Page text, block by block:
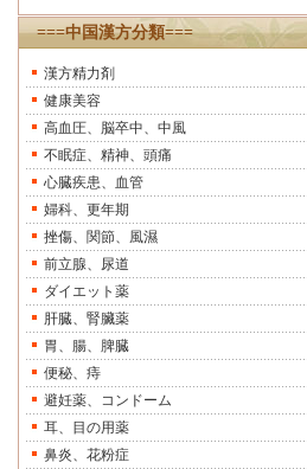
===中国漢方分類===
漢方精力剤
健康美容
高血圧、脳卒中、中風
不眠症、精神、頭痛
心臓疾患、血管
婦科、更年期
挫傷、関節、風濕
前立腺、尿道
ダイエット薬
肝臓、腎臟薬
胃、腸、脾臓
便秘、痔
避妊薬、コンドーム
耳、目の用薬
鼻炎、花粉症